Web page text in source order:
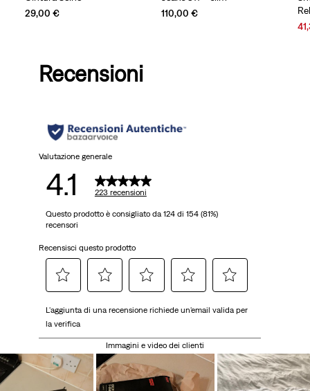
29,00 €
110,00 €
Recensioni
Valutazione generale
4.1 223 recensioni
Questo prodotto è consigliato da 124 di 154 (81%)
recensori
Recensisci questo prodotto
per
valutare
con
una
per
l'articolo
con
2
per
l'articolo
con
3
per
l'articolo
4
per
con
5
L'aggiunta di una recensione richiede un'email valida per
la verifica
Immagini e video dei clienti